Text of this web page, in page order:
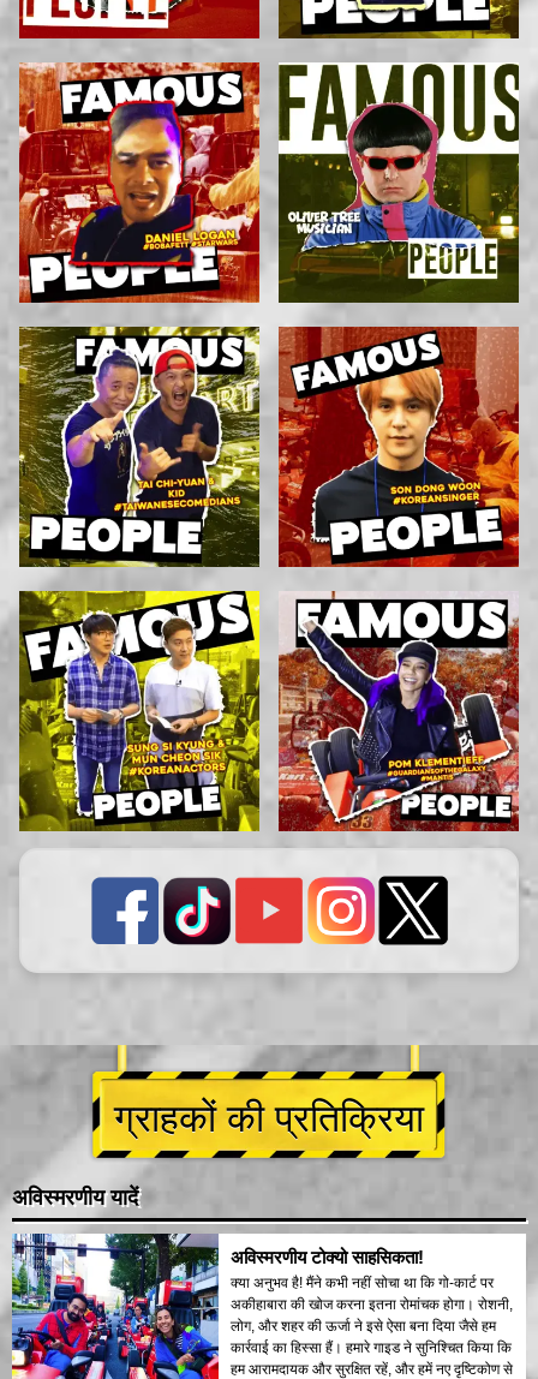
ग्राहकों की प्रतिक्रिया
अविस्मरणीय यादें
अविस्मरणीय टोक्यो साहसिकता!
क्या अनुभव है! मैंने कभी नहीं सोचा था कि गो-कार्ट पर
अकीहाबारा की खोज करना इतना रोमांचक होगा। रोशनी,
लोग, और शहर की ऊर्जा ने इसे ऐसा बना दिया जैसे हम
कार्रवाई का हिस्सा हैं। हमारे गाइड ने सुनिश्चित किया कि
हम आरामदायक और सुरक्षित रहें, और हमें नए दृष्टिकोण से